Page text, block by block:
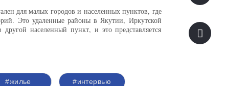
для малых городов и населенных пунктов, где
Это удаленные районы в Якутии, Иркутской
населенный пункт, и это представляется
#жилье #интервью